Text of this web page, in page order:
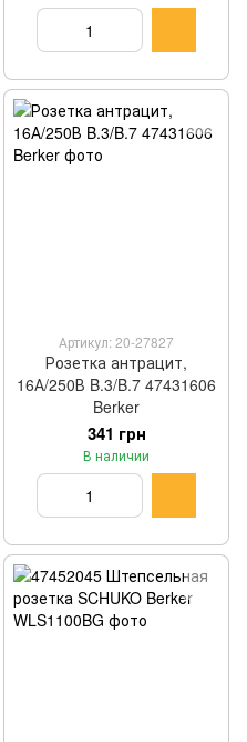
Артикул: 20-27827
Розетка антрацит,
16А/250В B.3/B.7 47431606
Berker
341 грн
В наличии